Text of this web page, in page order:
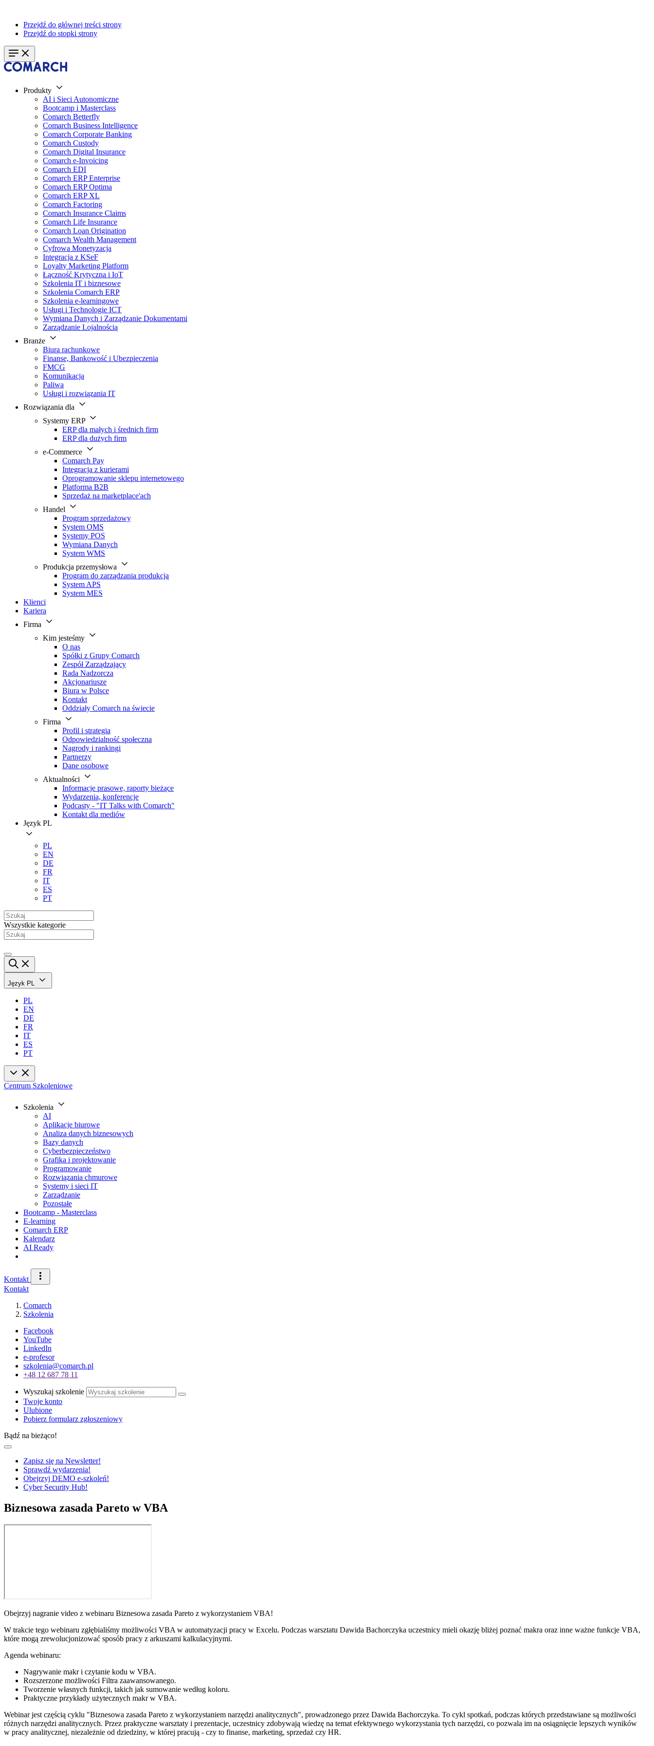
Przejdź do głównej treści strony
Przejdź do stopki strony
Produkty
AI i Sieci Autonomiczne
Bootcamp i Masterclass
Comarch Betterfly
Comarch Business Intelligence
Comarch Corporate Banking
Comarch Custody
Comarch Digital Insurance
Comarch e-Invoicing
Comarch EDI
Comarch ERP Enterprise
Comarch ERP Optima
Comarch ERP XL
Comarch Factoring
Comarch Insurance Claims
Comarch Life Insurance
Comarch Loan Origination
Comarch Wealth Management
Cyfrowa Monetyzacja
Integracja z KSeF
Loyalty Marketing Platform
Łączność Krytyczna i IoT
Szkolenia IT i biznesowe
Szkolenia Comarch ERP
Szkolenia e-learningowe
Usługi i Technologie ICT
Wymiana Danych i Zarządzanie Dokumentami
Zarządzanie Lojalnością
Branże
Biura rachunkowe
Finanse, Bankowość i Ubezpieczenia
FMCG
Komunikacja
Paliwa
Usługi i rozwiązania IT
Rozwiązania dla
Systemy ERP
ERP dla małych i średnich firm
ERP dla dużych firm
e-Commerce
Comarch Pay
Integracja z kurierami
Oprogramowanie sklepu internetowego
Platforma B2B
Sprzedaż na marketplace'ach
Handel
Program sprzedażowy
System OMS
Systemy POS
Wymiana Danych
System WMS
Produkcja przemysłowa
Program do zarządzania produkcją
System APS
System MES
Klienci
Kariera
Firma
Kim jesteśmy
O nas
Spółki z Grupy Comarch
Zespół Zarządzający
Rada Nadzorcza
Akcjonariusze
Biura w Polsce
Kontakt
Oddziały Comarch na świecie
Firma
Profil i strategia
Odpowiedzialność społeczna
Nagrody i rankingi
Partnerzy
Dane osobowe
Aktualności
Informacje prasowe, raporty bieżące
Wydarzenia, konferencje
Podcasty - "IT Talks with Comarch"
Kontakt dla mediów
Język PL
PL
EN
DE
FR
IT
ES
PT
Wszystkie kategorie
Język PL
PL
EN
DE
FR
IT
ES
PT
Centrum Szkoleniowe
Szkolenia
AI
Aplikacje biurowe
Analiza danych biznesowych
Bazy danych
Cyberbezpieczeństwo
Grafika i projektowanie
Programowanie
Rozwiązania chmurowe
Systemy i sieci IT
Zarządzanie
Pozostałe
Bootcamp - Masterclass
E-learning
Comarch ERP
Kalendarz
AI Ready
Kontakt
Kontakt
Comarch
Szkolenia
Facebook
YouTube
LinkedIn
e-profesor
szkolenia@comarch.pl
+48 12 687 78 11
Wyszukaj szkolenie
Twoje konto
Ulubione
Pobierz formularz zgłoszeniowy
Bądź na bieżąco!
Zapisz się na Newsletter!
Sprawdź wydarzenia!
Obejrzyj DEMO e-szkoleń!
Cyber Security Hub!
Biznesowa zasada Pareto w VBA
Obejrzyj nagranie video z webinaru Biznesowa zasada Pareto z wykorzystaniem VBA!
W trakcie tego webinaru zgłębialiśmy możliwości VBA w automatyzacji pracy w Excelu. Podczas warsztatu Dawida Bachorczyka uczestnicy mieli okazję bliżej poznać makra oraz inne ważne funkcje VBA,
które mogą zrewolucjonizować sposób pracy z arkuszami kalkulacyjnymi.
Agenda webinaru:
Nagrywanie makr i czytanie kodu w VBA.
Rozszerzone możliwości Filtra zaawansowanego.
Tworzenie własnych funkcji, takich jak sumowanie według koloru.
Praktyczne przykłady użytecznych makr w VBA.
Webinar jest częścią cyklu "Biznesowa zasada Pareto z wykorzystaniem narzędzi analitycznych", prowadzonego przez Dawida Bachorczyka. To cykl spotkań, podczas których przedstawiane są możliwości
różnych narzędzi analitycznych. Przez praktyczne warsztaty i prezentacje, uczestnicy zdobywają wiedzę na temat efektywnego wykorzystania tych narzędzi, co pozwala im na osiągnięcie lepszych wyników
w pracy analitycznej, niezależnie od dziedziny, w której pracują - czy to finanse, marketing, sprzedaż czy HR.